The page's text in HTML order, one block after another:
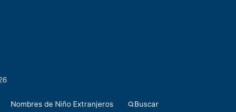
Nombres de Niño Extranjeros Buscar